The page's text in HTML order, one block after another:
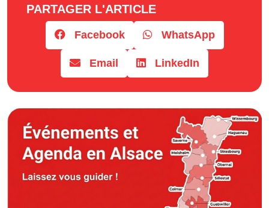
PARTAGER L'ARTICLE
Facebook WhatsApp
Email LinkedIn